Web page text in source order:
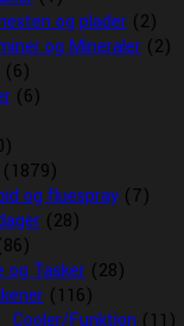
og plader (2)
og Mineraler (2)
(6)
(6)
(1879)
og fluespray (7)
(28)
og Tasker (28)
(116)
Cooler/Funktion (11)